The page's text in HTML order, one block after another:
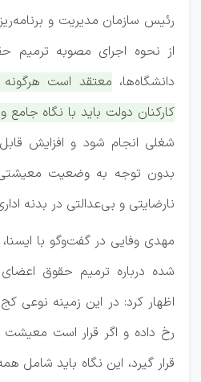
رئیس سازمان مدیریت و
از نحوه اجرای مصوبه ترمیم
دانشگاه‌ها، معتقد است
کارکنان دولت باید با نگاه
شغلی انجام شود و افزایش
بدون توجه به وضعیت معیشتی
نارضایتی و بی‌عدالتی در بدنه
مهدی وفایی در گفت‌وگو با
شده درباره ترمیم حقوق
اظهار کرد: در این زمینه نوعی
رخ داده و اگر قرار است معیشت
قرار گیرد، این نگاه باید شامل